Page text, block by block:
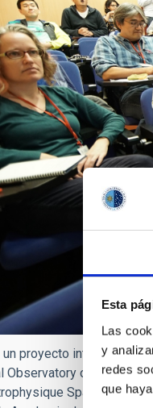
Esta
Las
y
redes
que
proyecto internacional
Observatory of Japan
Spatiale (IAS,